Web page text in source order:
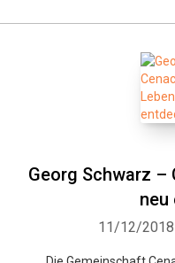
Georg Schwarz –
neu
11/12/2018